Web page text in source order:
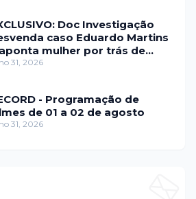
Doc Investigação
caso Eduardo Martins
mulher por trás de
internacional
31, 2026
- Programação de
de 01 a 02 de agosto
31, 2026